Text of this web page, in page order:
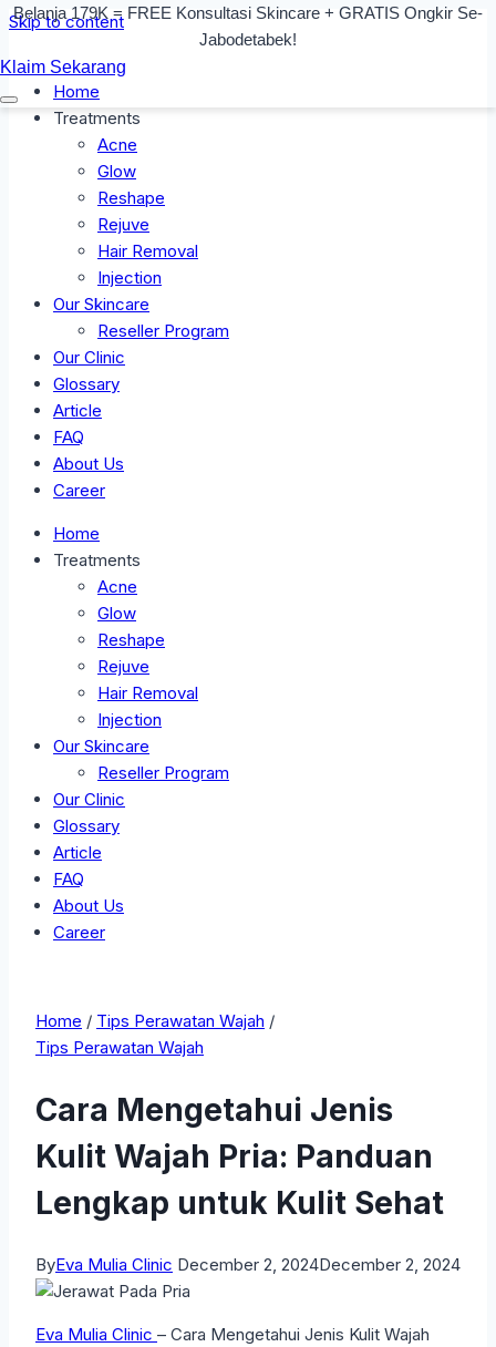
Skip to content
Home
Treatments
Acne
Glow
Reshape
Rejuve
Hair Removal
Injection
Our Skincare
Reseller Program
Our Clinic
Glossary
Article
FAQ
About Us
Career
Home
Treatments
Acne
Glow
Reshape
Rejuve
Hair Removal
Injection
Our Skincare
Reseller Program
Our Clinic
Glossary
Article
FAQ
About Us
Career
Home / Tips Perawatan Wajah /
Tips Perawatan Wajah
Cara Mengetahui Jenis
Kulit Wajah Pria: Panduan
Lengkap untuk Kulit Sehat
ByEva Mulia Clinic December 2, 2024December 2, 2024
Eva Mulia Clinic – Cara Mengetahui Jenis Kulit Wajah
Belanja 179K = FREE Konsultasi Skincare + GRATIS Ongkir Se-
Jabodetabek!
Klaim Sekarang